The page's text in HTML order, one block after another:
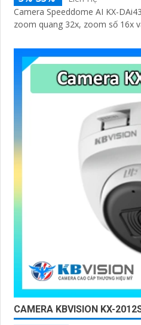
Camera Speeddome AI KX-
zoom quang 32x, zoom số 16x
CAMERA KBVISION KX-